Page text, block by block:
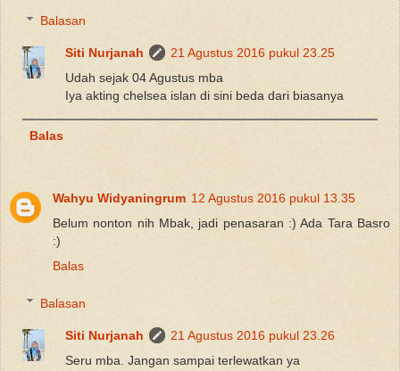
Balasan
Siti Nurjanah
21 Agustus 2016 pukul 23.25
Udah sejak 04 Agustus mba
Iya akting chelsea islan di sini beda dari biasanya
Balas
Wahyu Widyaningrum 12 Agustus 2016 pukul 13.35
Belum nonton nih Mbak, jadi penasaran :) Ada Tara Basro
:)
Balas
Balasan
Siti Nurjanah
21 Agustus 2016 pukul 23.26
Seru mba. Jangan sampai terlewatkan ya